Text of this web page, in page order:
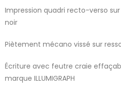
Impression quadri recto-verso
noir
Piètement mécano vissé sur
Écriture avec feutre craie
marque ILLUMIGRAPH